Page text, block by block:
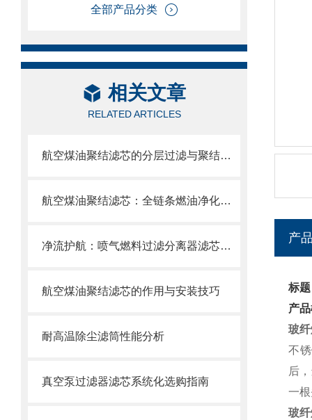
全部产品分类
相关文章
RELATED ARTICLES
航空煤油聚结滤芯的分层过滤与聚结分离原理
航空煤油聚结滤芯：全链条燃油净化的关键配套
净流护航：喷气燃料过滤分离器滤芯的使用目的
航空煤油聚结滤芯的作用与安装技巧
耐高温除尘滤筒性能分析
真空泵过滤器滤芯系统化选购指南
产
标
产
玻
不
后
一
玻